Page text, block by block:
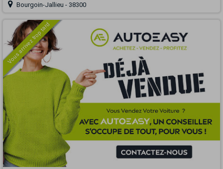
Bourgoin-Jallieu - 38300
Vous arrivez trop tard